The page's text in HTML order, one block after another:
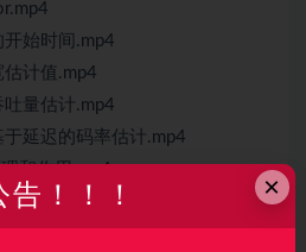
始时间.mp4
计值.mp4
量估计.mp4
延迟的码率估计.mp4
和作用.mp4
候触发探测.mp4
×
告！！！